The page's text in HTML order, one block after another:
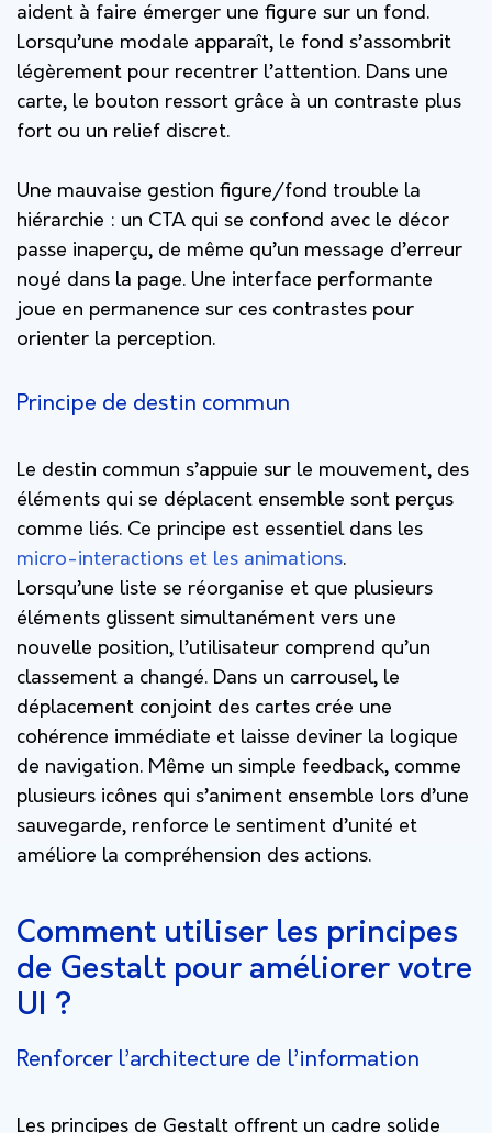
aident à faire émerger une figure sur un fond.
Lorsqu’une modale apparaît, le fond s’assombrit
légèrement pour recentrer l’attention. Dans une
carte, le bouton ressort grâce à un contraste plus
fort ou un relief discret.
Une mauvaise gestion figure/fond trouble la
hiérarchie : un CTA qui se confond avec le décor
passe inaperçu, de même qu’un message d’erreur
noyé dans la page. Une interface performante
joue en permanence sur ces contrastes pour
orienter la perception.
Principe de destin commun
Le destin commun s’appuie sur le mouvement, des
éléments qui se déplacent ensemble sont perçus
comme liés. Ce principe est essentiel dans les
micro-interactions et les animations.
Lorsqu’une liste se réorganise et que plusieurs
éléments glissent simultanément vers une
nouvelle position, l’utilisateur comprend qu’un
classement a changé. Dans un carrousel, le
déplacement conjoint des cartes crée une
cohérence immédiate et laisse deviner la logique
de navigation. Même un simple feedback, comme
plusieurs icônes qui s’animent ensemble lors d’une
sauvegarde, renforce le sentiment d’unité et
améliore la compréhension des actions.
Comment utiliser les principes
de Gestalt pour améliorer votre
UI ?
Renforcer l’architecture de l’information
Les principes de Gestalt offrent un cadre solide